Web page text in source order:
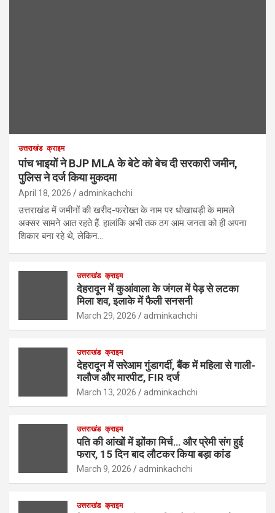
उत्तराखंड क्राइम
पांच भाइयों ने BJP MLA के बेटे को बेच दी सरकारी जमीन,
पुलिस ने दर्ज किया मुकदमा
April 18, 2026 adminkachchi
उत्तराखंड में जमीनों की खरीद-फरोख्त के नाम पर धोखाधड़ी के मामले
अक्सर सामने आत रहते हैं. हालांकि अभी तक ठग आम जनता को ही अपना
शिकार बना रहे थे, लेकिन…
उत्तराखंड क्राइम
देहरादून में कुआंवाला के जंगल में पेड़ से लटका
मिला शव, इलाके में फैली सनसनी
March 29, 2026 adminkachchi
उत्तराखंड क्राइम
देहरादून में सरेआम गुंडागर्दी, बैंक में महिला से गाली-
गलौज और मारपीट, FIR दर्ज
March 13, 2026 adminkachchi
उत्तराखंड क्राइम
पति की आंखों में झोंका मिर्च… और प्रेमी संग हुई
फरार, 15 दिन बाद लौटकर किया बड़ा कांड
March 9, 2026 adminkachchi
उत्तराखंड क्राइम